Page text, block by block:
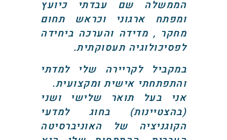
הממשלה שם עבדתי כיועץ
ומפתח ארגוני וכראש תחום
מחקר , מדידה והערכה ביחידה
לפסיכולוגיה תעסוקתית.
במקביל לקריירה שלי למדתי
והתפתחתי אישית ומקצועית.
אני בעל תואר שלישי ושני
(בהצטיינות) בחוג למדעי
הקוגניציה של האוניברסיטה